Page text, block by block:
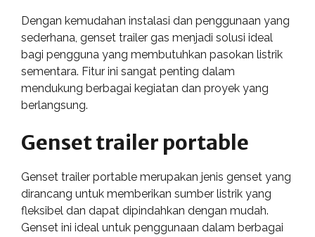
Dengan kemudahan instalasi dan penggunaan yang
sederhana, genset trailer gas menjadi solusi ideal
bagi pengguna yang membutuhkan pasokan listrik
sementara. Fitur ini sangat penting dalam
mendukung berbagai kegiatan dan proyek yang
berlangsung.
Genset trailer portable
Genset trailer portable merupakan jenis genset yang
dirancang untuk memberikan sumber listrik yang
fleksibel dan dapat dipindahkan dengan mudah.
Genset ini ideal untuk penggunaan dalam berbagai